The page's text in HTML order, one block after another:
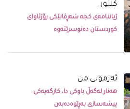
کلتور
ژیاننامەی کچە شەڕڤانێکی رۆژئاوای
کوردستان دەنوسرێتەوە
ئەزمونی من
هەنار لەگەڵ باوکی دا، کارگەیەکی
پیشەسازی بەڕێوەدەبەن